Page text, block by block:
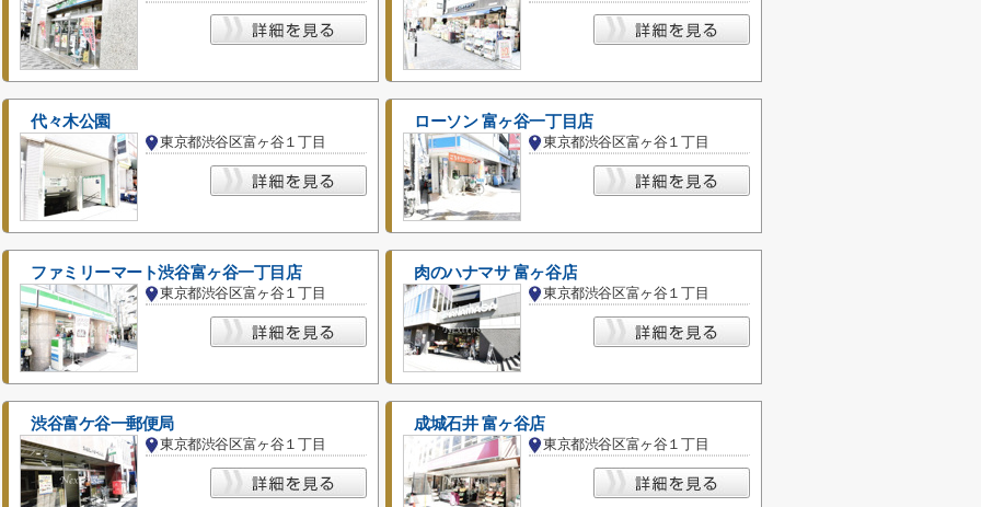
代々木公園
東京都渋谷区富ヶ谷１丁目
ローソン 富ヶ谷一丁目店
東京都渋谷区富ヶ谷１丁目
ファミリーマート渋谷富ヶ谷一丁目店
東京都渋谷区富ヶ谷１丁目
肉のハナマサ 富ヶ谷店
東京都渋谷区富ヶ谷１丁目
渋谷富ケ谷一郵便局
東京都渋谷区富ヶ谷１丁目
成城石井 富ヶ谷店
東京都渋谷区富ヶ谷１丁目